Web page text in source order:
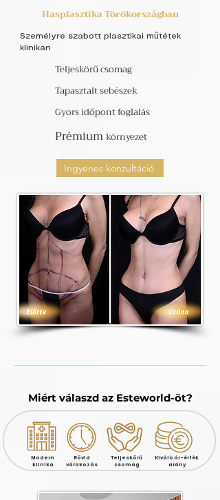
Hasplasztika Törökországban
Személyre szabott plasztikai műtétek
klinikán
Teljeskörű csomag
Tapasztalt sebészek
Gyors időpont foglalás
Prémiumkörnyezet
Ingyenes konzultáció
Miért válaszd az Esteworld-öt?
Modern
klinika
Rövid
várakozás
Teljeskörű
csomag
Kiváló ár-érték
arány